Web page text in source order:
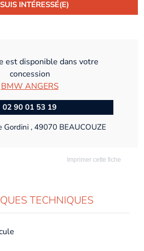
INTÉRESSÉ(E)
est disponible dans votre
concession
BMW ANGERS
02 90 01 53 19
Gordini , 49070 BEAUCOUZE
Imprimer cette fiche
TECHNIQUES